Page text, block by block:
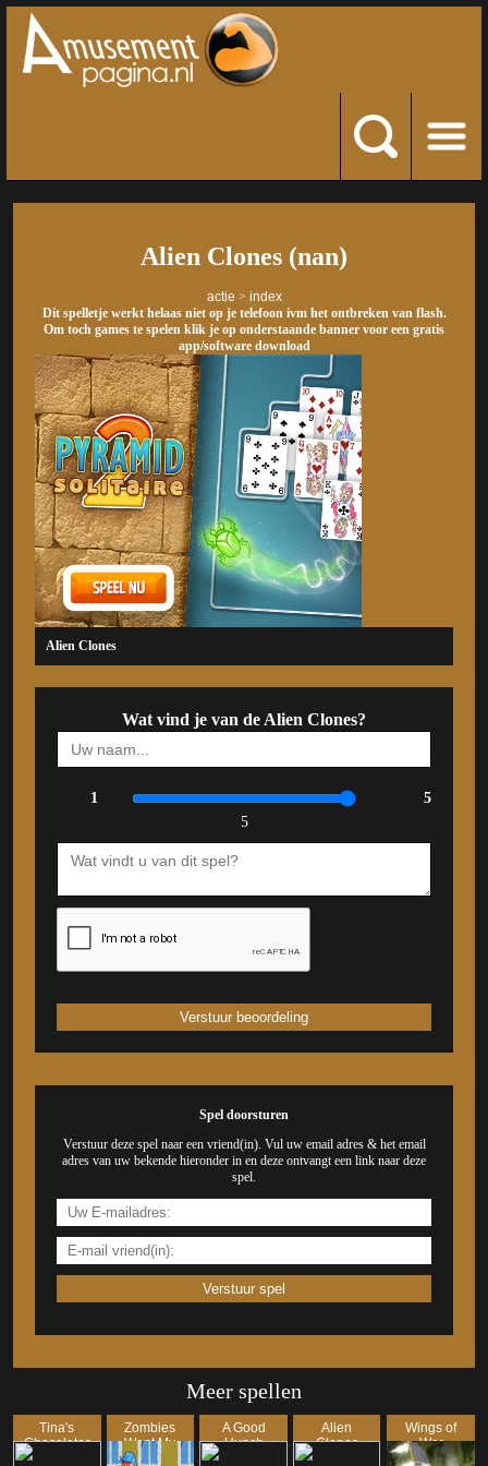
Alien Clones (nan)
actie > index
Dit spelletje werkt helaas niet op je telefoon ivm het ontbreken van flash.
Om toch games te spelen klik je op onderstaande banner voor een gratis
app/software download
Alien Clones
Wat vind je van de Alien Clones?
1
5
5
Spel doorsturen
Verstuur deze spel naar een vriend(in). Vul uw email adres & het email
adres van uw bekende hieronder in en deze ontvangt een link naar deze
spel.
Meer spellen
Tina's
Chocolates
Zombies
Want My
Bike
A Good
Hunch
Alien
Clones
Wings of
War